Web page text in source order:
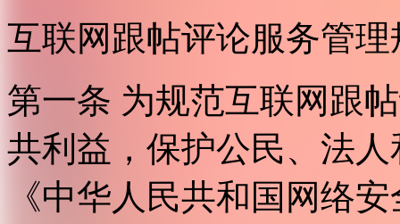
互联网跟帖评论服务管理
第一条 为规范互联网跟
共利益，保护公民、法
《中华人民共和国网络